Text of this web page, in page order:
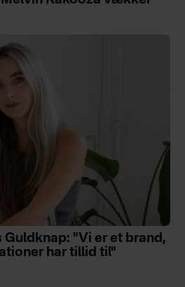
Guldknap: "Vi er et brand,
har tillid til"